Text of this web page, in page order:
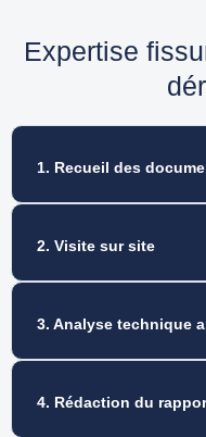
Expertise
1. Recueil des
2. Visite sur site
3. Analyse technique
4. Rédaction du